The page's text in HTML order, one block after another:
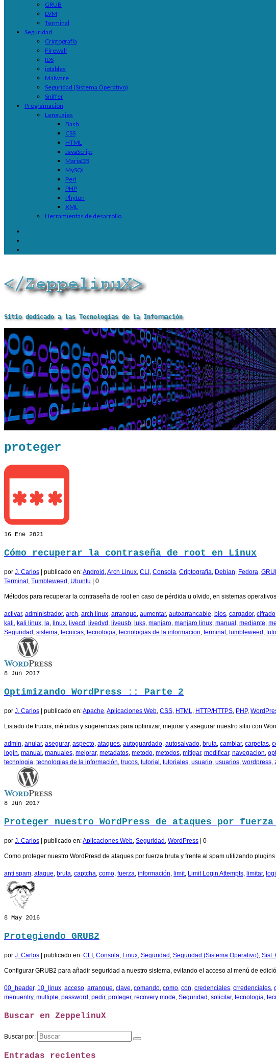
GRUB
LVM
Terminal
Seguridad
Criptografía
Firewall
IDS
iptables
Malware
Seguridad (Sistema Operativo)
Sniffer
Programación
Lenguajes
Bash
CSS
HTML
JavaScript
MariaDB
MySQL
Perl
PHP
Phyton
XML
Herramientas de desarrollo
Sitio dedicado a las Tecnologías de la Información
proteger
16 Ene 2021
Cómo recuperar la contraseña de root en Linux
por J. Carlos publicado en:Android ,Arch Linux, CLI , Consola, Criptografía, Debian, Fedora,
Terminal , Tumbleweed , Ubuntu 0
Métodos para recuperar la contraseña de root en caso de pérdida u olvido, en sistemas
activar, administrador, arch, arch linux, arranque, aumentar, autoarrancable, bios, cargador, cifrado
kali, kali linux, la, linux, livecd , livedvd , liveusb, luks, manjaro, manjaro linux, manual , mediante,
Seguridad , sistema, tecnicas, tecnologia, tecnologias de la informacion, terminal , tumbleweed ,
8 Jun 2017
Optimizando WordPress :: Parte 2
por J. Carlos publicado en:Apache,Aplicaciones Web, CSS, HTML, HTTP/HTTPS, PHP,
Listado de trucos, métodos y sugerencias para optimizar, mejorar y asegurar nuestro sitio con
admin, anular, asegurar, aspecto, ataques, autoguardado, autosalvado, bruta, cambiar, carpetas,
login, manual , manuales, mejorar, metadatos, metodo, metodos, mitigar, modificar, navegacion,
tecnologia, tecnologias de la información, trucos, tutorial , tutoriales, usuario, usuarios, wordpress,
8 Jun 2017
Proteger nuestro WordPress de ataques por
por J. Carlos | publicado en:Aplicaciones Web Seguridad WordPress | 0
Como proteger nuestro WordPresd de ataques por fuerza bruta y frente al spam utilizando plugins
anti spam ataque bruta captcha como fuerza información limit, Limit Login Attempts limitar,
8 May 2016
Protegiendo GRUB2
por J. Carlos | publicado en: CLI Consola Linux Seguridad Seguridad (Sistema Operativo) Sist.
Configurar GRUB2 para añadir seguridad a nuestro sistema, evitando el acceso al menú de
00_header, 10_linux acceso arranque clave comando como con credenciales crredenciales
menuentry, multiple password pedir, proteger, recovery mode Seguridad solicitar, tecnologia
Buscar en ZeppelinuX
Buscar por:
Entradas recientes